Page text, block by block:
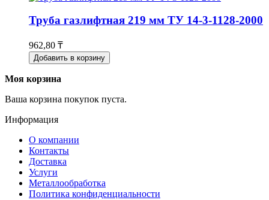
Труба газлифтная 219 мм ТУ 14-3-1128-2000
962,80 ₸
Добавить в корзину
Моя корзина
Ваша корзина покупок пуста.
Информация
О компании
Контакты
Доставка
Услуги
Металлообработка
Политика конфиденциальности